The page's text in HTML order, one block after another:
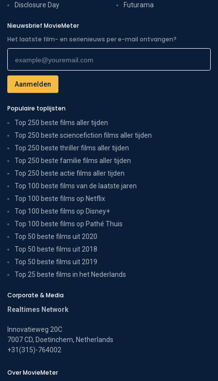
Disclosure Day
Futurama
Nieuwsbrief MovieMeter
Het laatste film- en serienieuws per e-mail ontvangen?
Populaire toplijsten
Top 250 beste films aller tijden
Top 250 beste sciencefiction films aller tijden
Top 250 beste thriller films aller tijden
Top 250 beste familie films aller tijden
Top 250 beste actie films aller tijden
Top 100 beste films van de laatste jaren
Top 100 beste films op Netflix
Top 100 beste films op Disney+
Top 100 beste films op Pathé Thuis
Top 50 beste films uit 2020
Top 50 beste films uit 2018
Top 50 beste films uit 2019
Top 25 beste films in het Nederlands
Corporate & Media
Realtimes Network
Innovatieweg 20C
7007 CD, Doetinchem, Netherlands
+31(315)-764002
Over MovieMeter